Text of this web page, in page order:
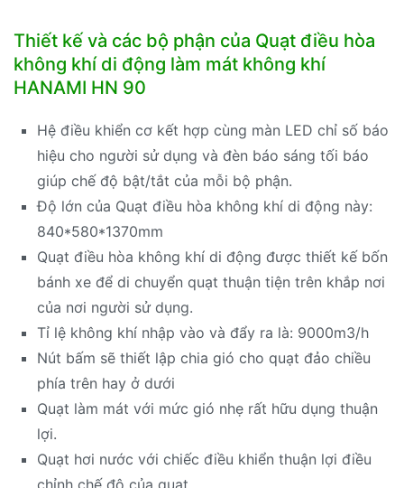
Thiết kế và các bộ phận của Quạt điều hòa
không khí di động làm mát không khí
HANAMI HN 90
Hệ điều khiển cơ kết hợp cùng màn LED chỉ số báo
hiệu cho người sử dụng và đèn báo sáng tối báo
giúp chế độ bật/tắt của mỗi bộ phận.
Độ lớn của Quạt điều hòa không khí di động này:
840*580*1370mm
Quạt điều hòa không khí di động được thiết kế bốn
bánh xe để di chuyển quạt thuận tiện trên khắp nơi
của nơi người sử dụng.
Tỉ lệ không khí nhập vào và đẩy ra là: 9000m3/h
Nút bấm sẽ thiết lập chia gió cho quạt đảo chiều
phía trên hay ở dưới
Quạt làm mát với mức gió nhẹ rất hữu dụng thuận
lợi.
Quạt hơi nước với chiếc điều khiển thuận lợi điều
chỉnh chế độ của quạt.